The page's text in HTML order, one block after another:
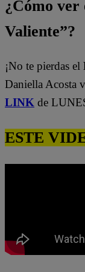
¿Cómo
Valiente”?
¡No te pierdas el
Daniella Acosta
LINK de
ESTE